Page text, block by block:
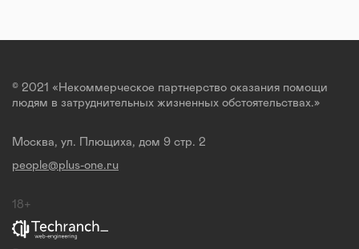
© 2021 «Некоммерческое партнерство оказания помощи
людям в затруднительных жизненных обстоятельствах.»
Москва, ул. Плющиха, дом 9 стр. 2
people@plus-one.ru
18+